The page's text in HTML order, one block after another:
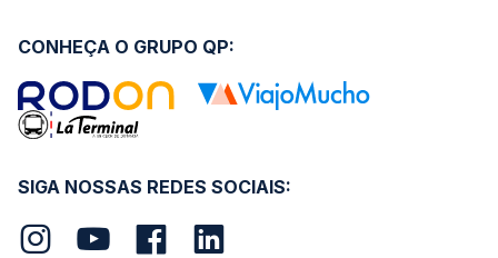
SIGA NOSSAS REDES SOCIAIS:
CONHEÇA O GRUPO QP: